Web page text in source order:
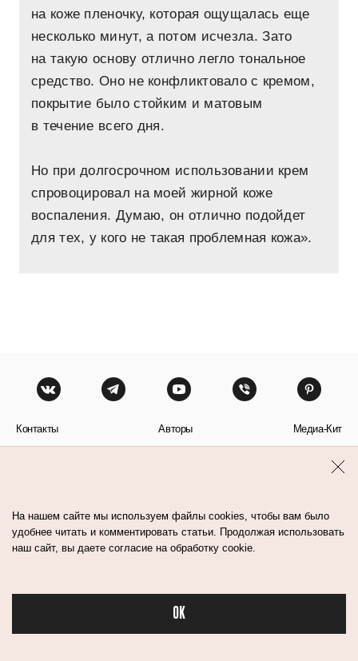
на коже пленочку, которая ощущалась еще
несколько минут, а потом исчезла. Зато
на такую основу отлично легло тональное
средство. Оно не конфликтовало с кремом,
покрытие было стойким и матовым
в течение всего дня.
Но при долгосрочном использовании крем
спровоцировал на моей жирной коже
воспаления. Думаю, он отлично подойдет
для тех, у кого не такая проблемная кожа».
Контакты Авторы Медиа-Кит
На нашем сайте мы используем файлы cookies, чтобы вам было
удобнее читать и комментировать статьи. Продолжая использовать
наш сайт, вы даете согласие на обработку cookie.
OK